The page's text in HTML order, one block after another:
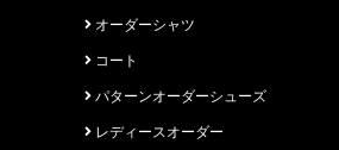
オーダーシャツ
コート
パターンオーダーシューズ
レディースオーダー